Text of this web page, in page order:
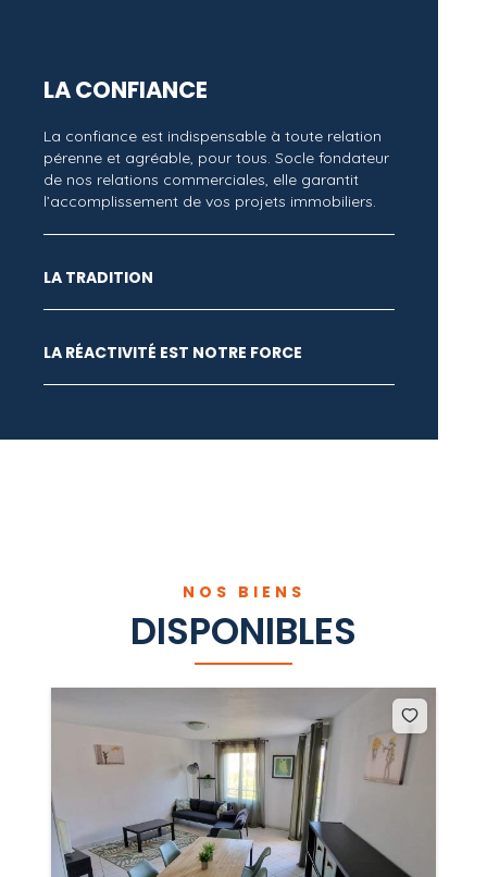
LA CONFIANCE
La confiance est indispensable à toute relation
pérenne et agréable, pour tous. Socle fondateur
de nos relations commerciales, elle garantit
l’accomplissement de vos projets immobiliers.
LA TRADITION
LA RÉACTIVITÉ EST NOTRE FORCE
NOS BIENS
DISPONIBLES